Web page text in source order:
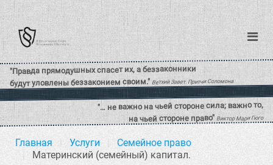
Главная Услуги
Семейное право
Материнский (семейный) капитал.